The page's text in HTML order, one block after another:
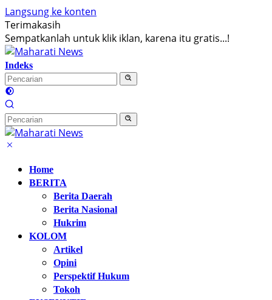
Langsung ke konten
Terimakasih
Sempatkanlah untuk klik iklan, karena itu gratis...!
Indeks
Home
BERITA
Berita Daerah
Berita Nasional
Hukrim
KOLOM
Artikel
Opini
Perspektif Hukum
Tokoh